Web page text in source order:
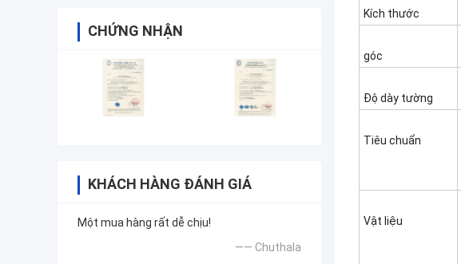
CHỨNG NHẬN
KHÁCH HÀNG ĐÁNH GIÁ
Một mua hàng rất dễ chịu!
—— Chuthala
Kích thước
góc
Độ dày tường
Tiêu chuẩn
Vật liệu